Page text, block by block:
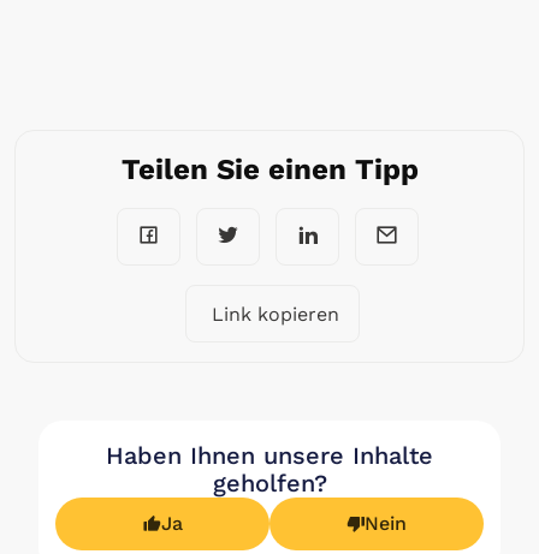
Teilen Sie einen Tipp
Link kopieren
Haben Ihnen unsere Inhalte
geholfen?
Ja Nein